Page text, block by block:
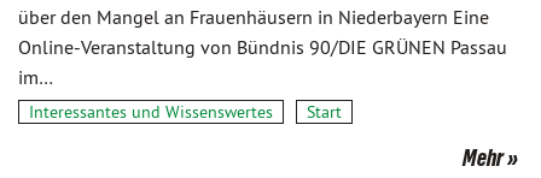
über den Mangel an Frauenhäusern in Niederbayern Eine
Online-Veranstaltung von Bündnis 90/DIE GRÜNEN Passau
im…
Interessantes und Wissenswertes Start
Mehr